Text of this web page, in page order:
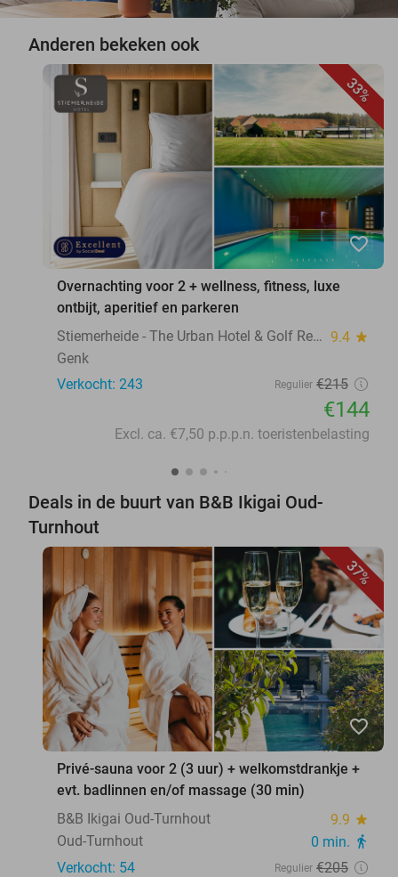
Anderen bekeken ook
33%
favorite_border
Overnachting voor 2 + wellness, fitness, luxe
ontbijt, aperitief en parkeren
Stiemerheide - The Urban Hotel & Golf Retreat 4 * Superior 9.4 star
Genk
Verkocht: 243
Regulier €215
€144
Excl. ca. €7,50 p.p.p.n. toeristenbelasting
Deals in de buurt van B&B Ikigai Oud-
Turnhout
37%
favorite_border
Privé-sauna voor 2 (3 uur) + welkomstdrankje +
evt. badlinnen en/of massage (30 min)
B&B Ikigai Oud-Turnhout
9.9 star
Oud-Turnhout 0 min. directions_walk
Verkocht: 54 Regulier €205